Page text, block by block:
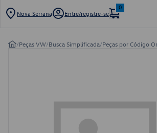
Nova Serrana Entre/registre-se
0
/Peças VW/Busca Simplificada/Peças por Código